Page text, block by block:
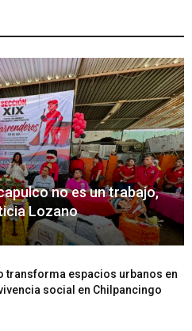
no es un trabajo,
Lozano
transforma espacios urbanos en
social en Chilpancingo